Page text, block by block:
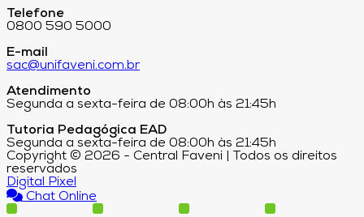
Telefone
0800 590 5000
E-mail
sac@unifaveni.com.br
Atendimento
Segunda a sexta-feira de 08:00h às 21:45h
Tutoria Pedagógica EAD
Segunda a sexta-feira de 08:00h às 21:45h
Copyright © 2026 - Central Faveni | Todos os direitos
reservados
Digital Pixel
Chat Online